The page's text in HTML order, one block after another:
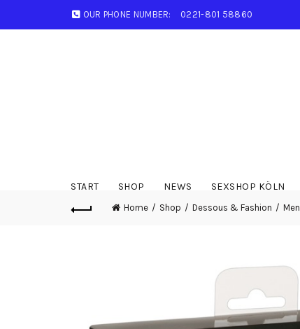
OUR PHONE NUMBER: 0221-801 58860
START SHOP NEWS SEXSHOP KÖLN
Home Shop Dessous & Fashion Men